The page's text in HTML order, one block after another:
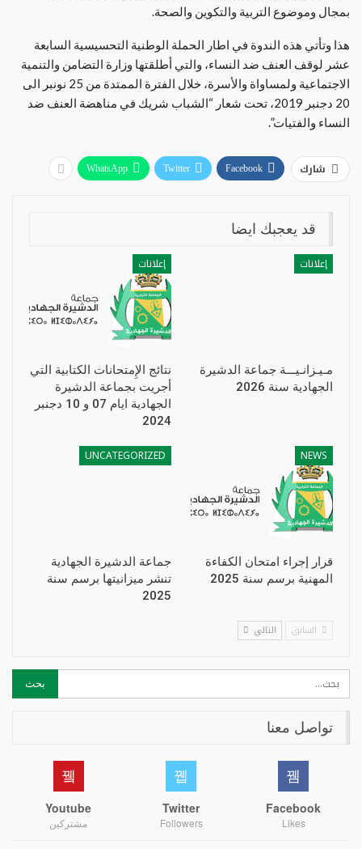
بمجال وموضوع التربية والتكوين والصحة.
هذا وتأتي هذه الندوة في اطار الحملة الوطنية التحسيسية السابعة
عشر لوقف العنف ضد النساء، والتي أطلقتها وزارة التضامن والتنمية
الاجتماعية ولمساواة والأسرة، خلال الفترة الممتدة من 25 نونبر الى
20 دجنبر 2019، تحت شعار “الشباب شريك في مناهضة العنف ضد
النساء والفتيات”.
شارك Facebook
Twitter
WhatsApp
قد يعجبك ايضا
إعلانات
مـيـزانـيـــة جماعة الدشيرة
الجهادية سنة 2026
إعلانات
نتائج الإِمتحانات الكتابية التي
أجريت بجماعة الدشيرة
الجهادية ايام 07 و 10 دجنبر
2024
NEWS
قرار إجراء امتحان الكفاءة
المهنية برسم سنة 2025
UNCATEGORIZED
جماعة الدشيرة الجهادية
تنشر ميزانيتها برسم سنة
2025
السابق التالي
تواصل معنا
Facebook
Likes
Twitter
Followers
Youtube
مشتركين